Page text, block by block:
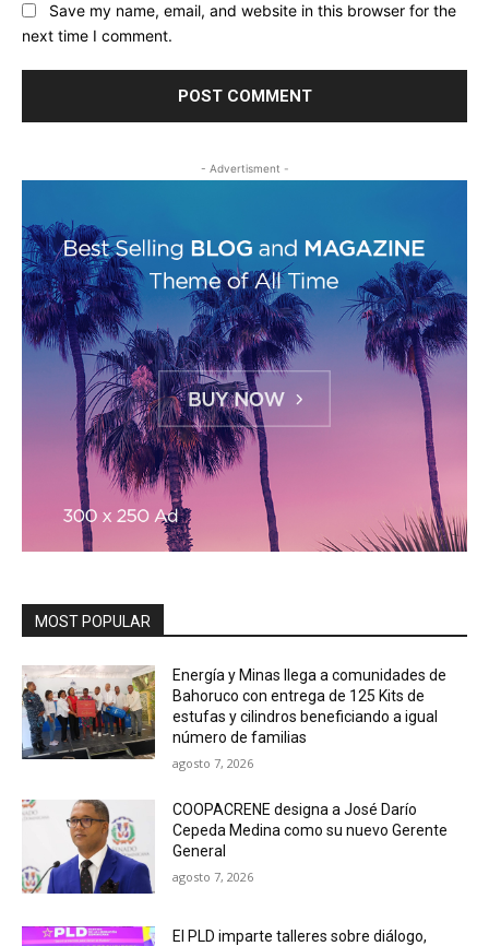
Save my name, email, and website in this browser for the
next time I comment.
- Advertisment -
MOST POPULAR
Energía y Minas llega a comunidades de
Bahoruco con entrega de 125 Kits de
estufas y cilindros beneficiando a igual
número de familias
agosto 7, 2026
COOPACRENE designa a José Darío
Cepeda Medina como su nuevo Gerente
General
agosto 7, 2026
El PLD imparte talleres sobre diálogo,